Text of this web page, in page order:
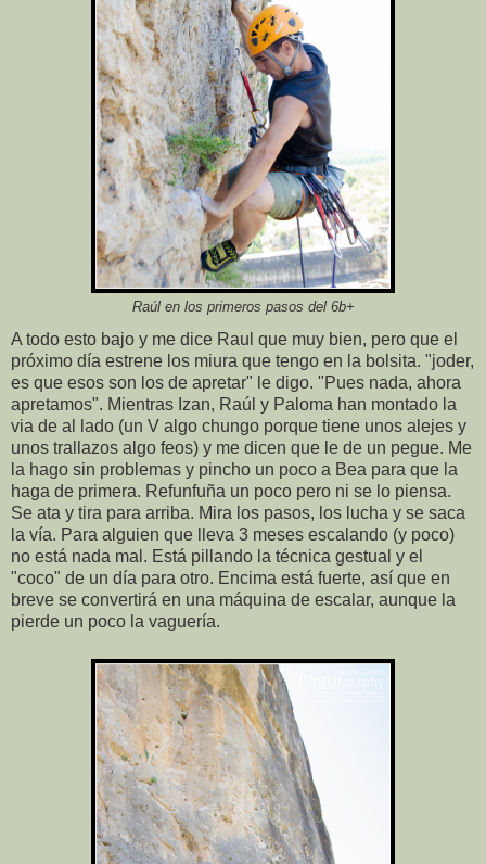
Raúl en los primeros pasos del 6b+
A todo esto bajo y me dice Raul que muy bien, pero que el
próximo día estrene los miura que tengo en la bolsita. "joder,
es que esos son los de apretar" le digo. "Pues nada, ahora
apretamos". Mientras Izan, Raúl y Paloma han montado la
via de al lado (un V algo chungo porque tiene unos alejes y
unos trallazos algo feos) y me dicen que le de un pegue. Me
la hago sin problemas y pincho un poco a Bea para que la
haga de primera. Refunfuña un poco pero ni se lo piensa.
Se ata y tira para arriba. Mira los pasos, los lucha y se saca
la vía. Para alguien que lleva 3 meses escalando (y poco)
no está nada mal. Está pillando la técnica gestual y el
"coco" de un día para otro. Encima está fuerte, así que en
breve se convertirá en una máquina de escalar, aunque la
pierde un poco la vaguería.